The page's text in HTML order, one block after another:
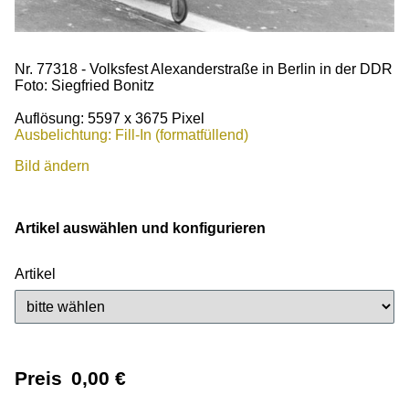
Nr. 77318 - Volksfest Alexanderstraße in Berlin in der DDR
Foto: Siegfried Bonitz
Auflösung: 5597 x 3675 Pixel
Ausbelichtung: Fill-In (formatfüllend)
Bild ändern
Artikel auswählen und konfigurieren
Artikel
Preis 0,00 €